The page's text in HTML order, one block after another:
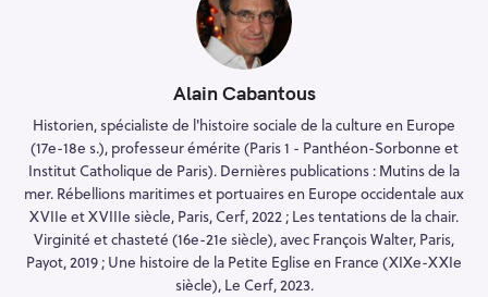
Alain Cabantous
Historien, spécialiste de l'histoire sociale de la culture en Europe
(17e-18e s.), professeur émérite (Paris 1 - Panthéon-Sorbonne et
Institut Catholique de Paris). Dernières publications : Mutins de la
mer. Rébellions maritimes et portuaires en Europe occidentale aux
XVIIe et XVIIIe siècle, Paris, Cerf, 2022 ; Les tentations de la chair.
Virginité et chasteté (16e-21e siècle), avec François Walter, Paris,
Payot, 2019 ; Une histoire de la Petite Eglise en France (XIXe-XXIe
siècle), Le Cerf, 2023.